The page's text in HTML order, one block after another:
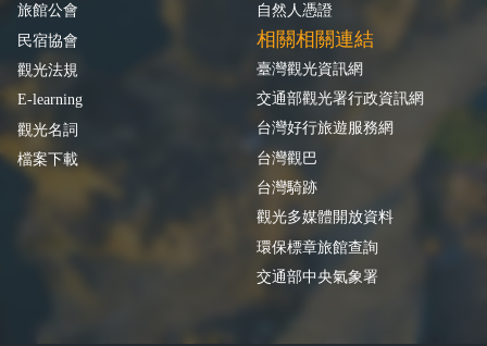
旅館公會
民宿協會
觀光法規
E-learning
觀光名詞
檔案下載
自然人憑證
相關相關連結
臺灣觀光資訊網
交通部觀光署行政資訊網
台灣好行旅遊服務網
台灣觀巴
台灣騎跡
觀光多媒體開放資料
環保標章旅館查詢
交通部中央氣象署